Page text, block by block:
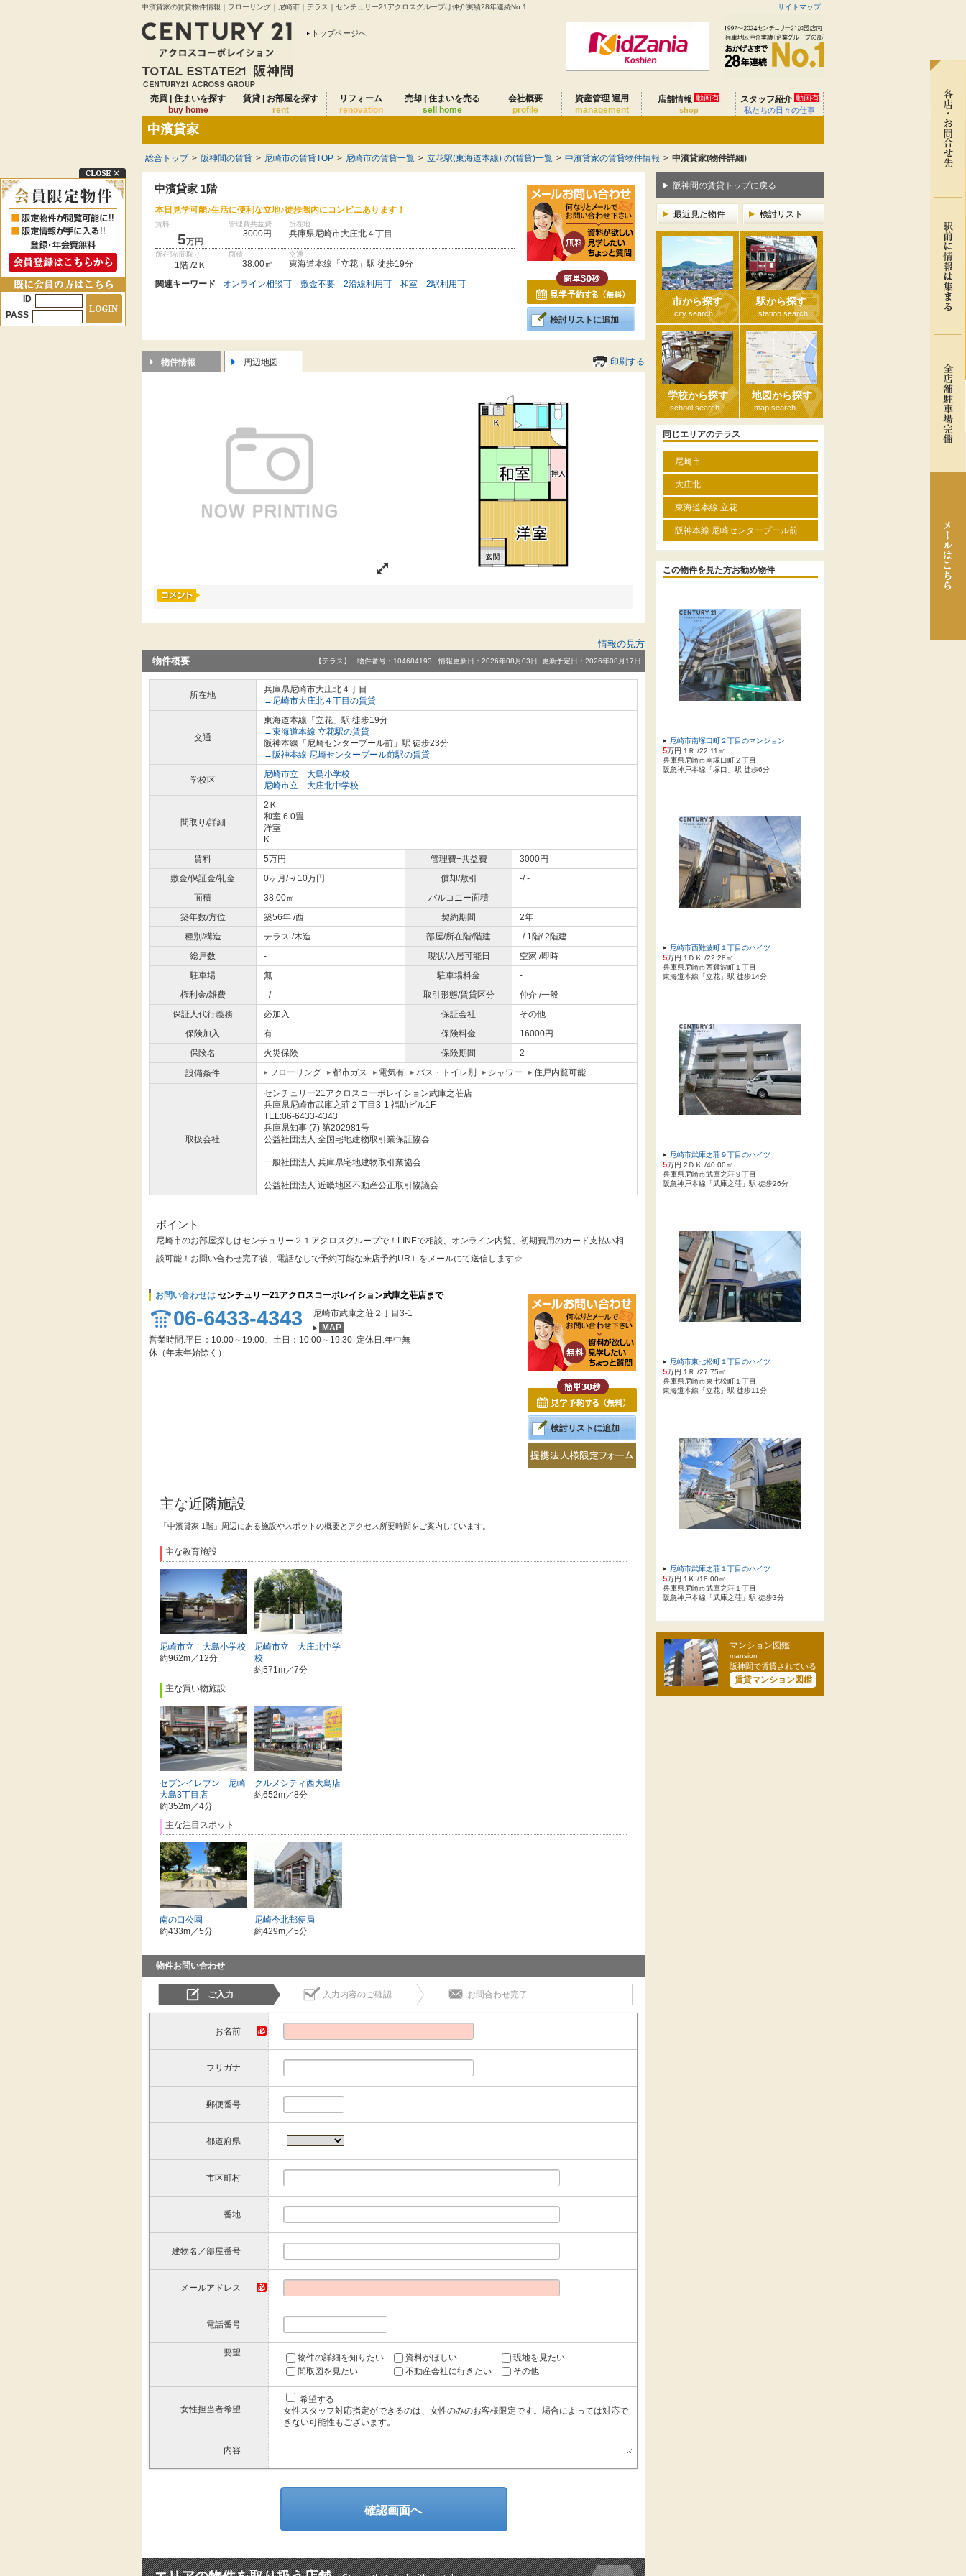
中濱貸家の賃貸物件情報｜フローリング｜尼崎市｜テラス｜センチュリー21アクロスグループは仲介実績28年連続No.1 サイトマップ
トップページへ
売買 | 住まいを探す
buy home
賃貸 | お部屋を探す
rent
リフォーム
renovation
売却 | 住まいを売る
sell home
会社概要
profile
資産管理 運用
management
店舗情報 動画有
shop
スタッフ紹介 動画有
私たちの日々の仕事
中濱貸家
総合トップ > 阪神間の賃貸 > 尼崎市の賃貸TOP > 尼崎市の賃貸一覧 > 立花駅(東海道本線) の(賃貸)一覧 > 中濱貸家の賃貸物件情報 > 中濱貸家(物件詳細)
中濱貸家 1階
本日見学可能♪生活に便利な立地♪徒歩圏内にコンビニあります！
賃料
5万円
管理費共益費
3000円
所在地
兵庫県尼崎市大庄北４丁目
所在階/間取り
1階 /2Ｋ
面積
38.00㎡
交通
東海道本線「立花」駅 徒歩19分
関連キーワード
オンライン相談可 敷金不要 2沿線利用可 和室 2駅利用可
検討リストに追加
物件情報 周辺地図 印刷する
情報の見方
物件概要
【テラス】 物件番号：104684193 情報更新日：2026年08月03日 更新予定日：2026年08月17日
所在地
兵庫県尼崎市大庄北４丁目
→尼崎市大庄北４丁目の賃貸
交通
東海道本線「立花」駅 徒歩19分
→東海道本線 立花駅の賃貸
阪神本線「尼崎センタープール前」駅 徒歩23分
→阪神本線 尼崎センタープール前駅の賃貸
学校区
尼崎市立 大島小学校
尼崎市立 大庄北中学校
間取り/詳細
2Ｋ
和室 6.0畳
洋室
K
賃料
5万円 管理費+共益費
3000円
敷金/保証金/礼金
0ヶ月/ -/ 10万円 償却/敷引
-/ -
面積
38.00㎡ バルコニー面積
-
築年数/方位
築56年 /西 契約期間
2年
種別/構造
テラス /木造 部屋/所在階/階建
-/ 1階/ 2階建
総戸数
- 現状/入居可能日
空家 /即時
駐車場
無 駐車場料金
-
権利金/雑費
- /- 取引形態/賃貸区分
仲介 /一般
保証人代行義務
必加入 保証会社
その他
保険加入
有 保険料金
16000円
保険名
火災保険 保険期間
2
設備条件
フローリング 都市ガス 電気有 バス・トイレ別 シャワー 住戸内覧可能
取扱会社
センチュリー21アクロスコーポレイション武庫之荘店
兵庫県尼崎市武庫之荘２丁目3-1 福助ビル1F
TEL:06-6433-4343
兵庫県知事 (7) 第202981号
公益社団法人 全国宅地建物取引業保証協会
一般社団法人 兵庫県宅地建物取引業協会
公益社団法人 近畿地区不動産公正取引協議会
ポイント
尼崎市のお部屋探しはセンチュリー２１アクロスグループで！LINEで相談、オンライン内覧、初期費用のカード支払い相
談可能！お問い合わせ完了後、電話なしで予約可能な来店予約URＬをメールにて送信します☆
お問い合わせは センチュリー21アクロスコーポレイション武庫之荘店まで
06-6433-4343
尼崎市武庫之荘２丁目3-1
MAP
営業時間:平日：10:00～19:00、土日：10:00～19:30 定休日:年中無
休（年末年始除く）
検討リストに追加
主な近隣施設
「中濱貸家 1階」周辺にある施設やスポットの概要とアクセス所要時間をご案内しています。
主な教育施設
尼崎市立 大島小学校
約962m／12分
尼崎市立 大庄北中学
校
約571m／7分
主な買い物施設
セブンイレブン 尼崎
大島3丁目店
約352m／4分
グルメシティ西大島店
約652m／8分
主な注目スポット
南の口公園
約433m／5分
尼崎今北郵便局
約429m／5分
物件お問い合わせ
ご入力 入力内容のご確認 お問合わせ完了
お名前
フリガナ
郵便番号
都道府県
市区町村
番地
建物名／部屋番号
メールアドレス
電話番号
要望 物件の詳細を知りたい 資料がほしい
現地を見たい
間取図を見たい
不動産会社に行きたい その他
女性担当者希望
希望する
女性スタッフ対応指定ができるのは、女性のみのお客様限定です。場合によっては対応で
きない可能性もございます。
内容
確認画面へ
阪神間の賃貸トップに戻る
最近見た物件 検討リスト
市から探す
city search
駅から探す
station search
学校から探す
school search
地図から探す
map search
同じエリアのテラス
尼崎市
大庄北
東海道本線 立花
阪神本線 尼崎センタープール前
この物件を見た方お勧め物件
尼崎市南塚口町２丁目のマンション
5万円 1Ｒ /22.11㎡
兵庫県尼崎市南塚口町２丁目
阪急神戸本線「塚口」駅 徒歩6分
尼崎市西難波町１丁目のハイツ
5万円 1ＤＫ /22.28㎡
兵庫県尼崎市西難波町１丁目
東海道本線「立花」駅 徒歩14分
尼崎市武庫之荘９丁目のハイツ
5万円 2ＤＫ /40.00㎡
兵庫県尼崎市武庫之荘９丁目
阪急神戸本線「武庫之荘」駅 徒歩26分
尼崎市東七松町１丁目のハイツ
5万円 1Ｒ /27.75㎡
兵庫県尼崎市東七松町１丁目
東海道本線「立花」駅 徒歩11分
尼崎市武庫之荘１丁目のハイツ
5万円 1Ｋ /18.00㎡
兵庫県尼崎市武庫之荘１丁目
阪急神戸本線「武庫之荘」駅 徒歩3分
マンション図鑑
mansion
阪神間で賃貸されている
賃貸マンション図鑑
ID
PASS